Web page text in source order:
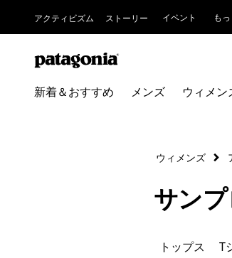
アクティビズム ストーリー イベント も
新着＆おすすめ メンズ ウィメン
ウィメンズ
サン
トップス T